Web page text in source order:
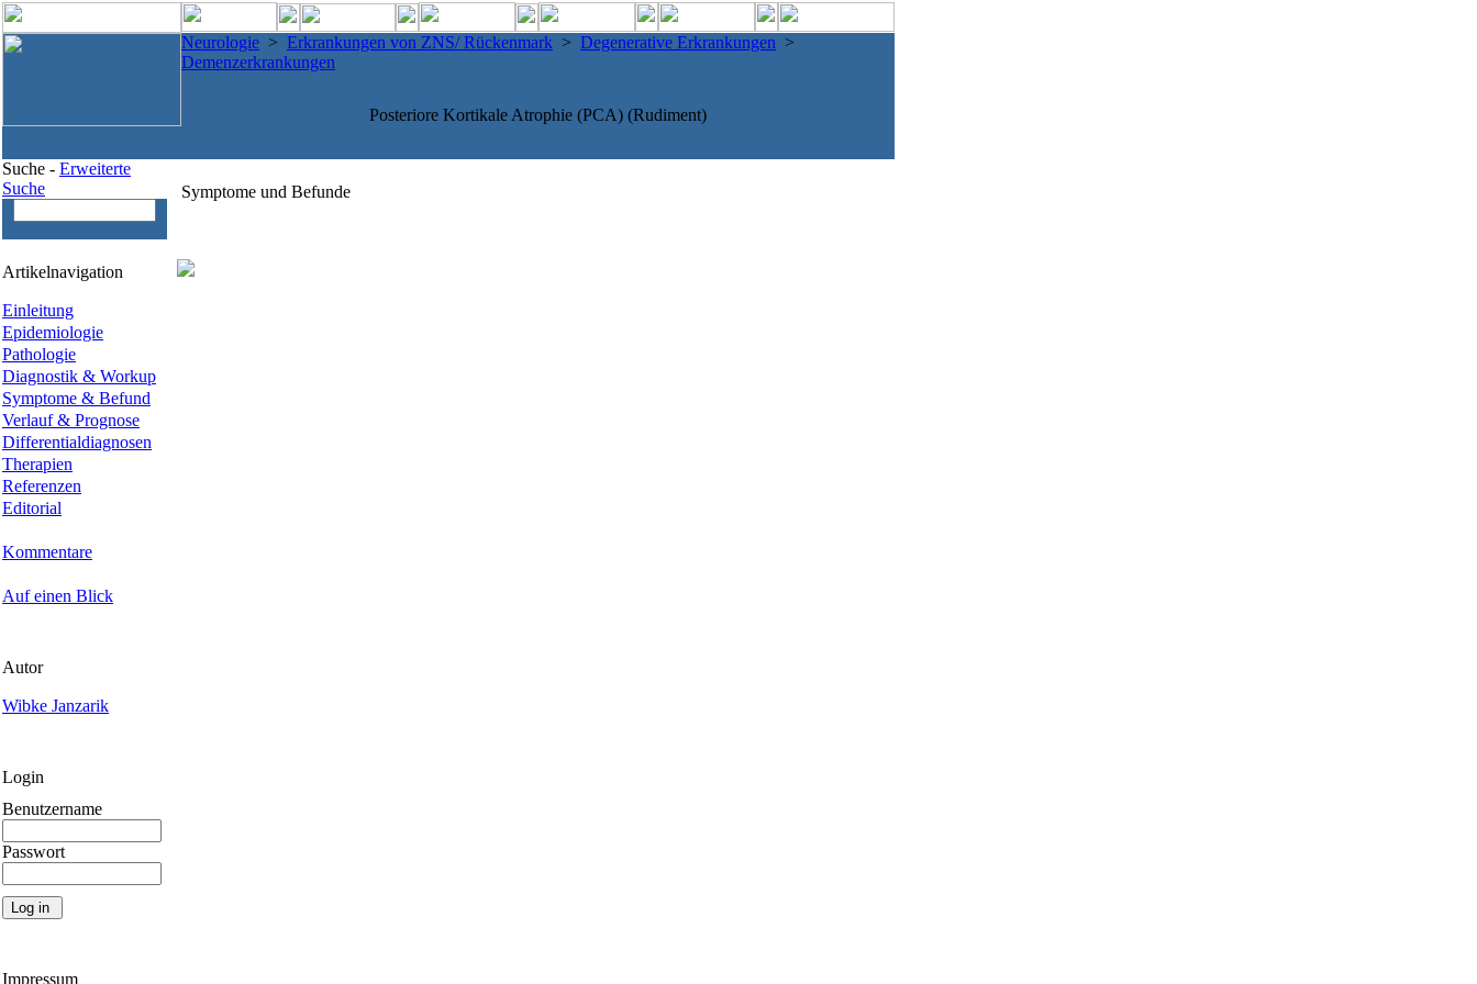
Neurologie > Erkrankungen von ZNS/ Rückenmark > Degenerative Erkrankungen >
Demenzerkrankungen
Posteriore Kortikale Atrophie (PCA) (Rudiment)
Suche - Erweiterte
Suche
Artikelnavigation
Einleitung
Epidemiologie
Pathologie
Diagnostik & Workup
Symptome & Befund
Verlauf & Prognose
Differentialdiagnosen
Therapien
Referenzen
Editorial
Kommentare
Auf einen Blick
Autor
Wibke Janzarik
Login
Benutzername
Passwort
Impressum
Symptome und Befunde